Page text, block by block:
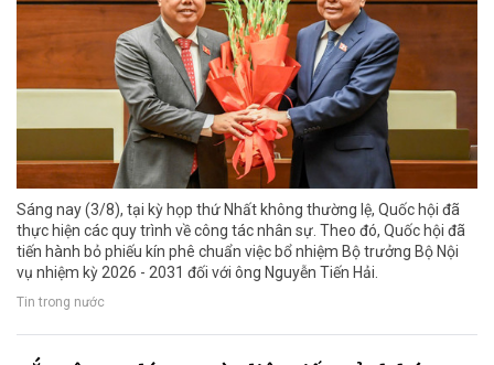
Sáng nay (3/8), tại kỳ họp thứ Nhất không thường lệ, Quốc hội đã
thực hiện các quy trình về công tác nhân sự. Theo đó, Quốc hội đã
tiến hành bỏ phiếu kín phê chuẩn việc bổ nhiệm Bộ trưởng Bộ Nội
vụ nhiệm kỳ 2026 - 2031 đối với ông Nguyễn Tiến Hải.
Tin trong nước